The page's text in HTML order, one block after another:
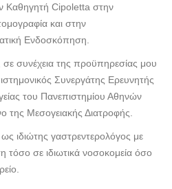
Καθηγητή Cipoletta στην
και στην
Ενδοσκόπηση.
σε συνέχεια της προϋπηρεσίας μου
Συνεργάτης Ερευνητής
του Πανεπιστημίου Αθηνών
της Μεσογειακής Διατροφής.
ιδιώτης γαστρεντερολόγος με
σε ιδιωτικά νοσοκομεία όσο